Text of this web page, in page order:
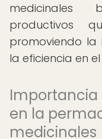
medicinales
productivos
promoviendo la
la eficiencia en
Importancia
en la
medicinales